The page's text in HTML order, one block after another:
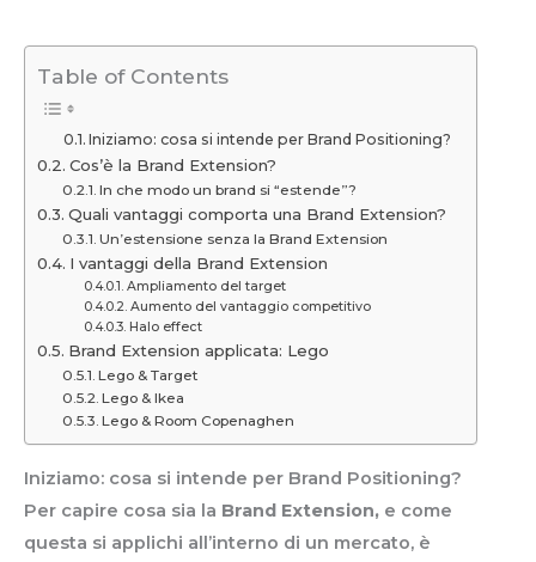
Table of Contents
Iniziamo: cosa si intende per Brand Positioning?
Cos’è la Brand Extension?
In che modo un brand si “estende”?
Quali vantaggi comporta una Brand Extension?
Un’estensione senza la Brand Extension
I vantaggi della Brand Extension
Ampliamento del target
Aumento del vantaggio competitivo
Halo effect
Brand Extension applicata: Lego
Lego & Target
Lego & Ikea
Lego & Room Copenaghen
Iniziamo: cosa si intende per Brand Positioning?
Per capire cosa sia la Brand Extension, e come
questa si applichi all’interno di un mercato, è